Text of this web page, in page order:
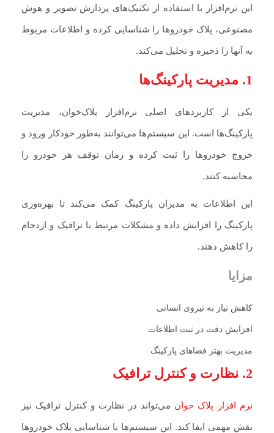
این نرم‌افزار با استفاده از تکنیک‌های پردازش تصویر و هوش
مصنوعی، پلاک خودروها را شناسایی کرده و اطلاعات مربوط
به آنها را ذخیره و تحلیل می‌کند.
1. مدیریت پارکینگ‌ها
یکی از کاربردهای اصلی نرم‌افزار پلاک‌خوان، مدیریت
پارکینگ‌ها است. این سیستم‌ها می‌توانند به‌طور خودکار ورود و
خروج خودروها را ثبت کرده و زمان توقف هر خودرو را
محاسبه کنند.
این اطلاعات به مدیران پارکینگ کمک می‌کند تا بهره‌وری
پارکینگ را افزایش داده و مشکلات مرتبط با ترافیک و ازدحام
را کاهش دهند.
مزایا
کاهش نیاز به نیروی انسانی
افزایش دقت در ثبت اطلاعات
مدیریت بهتر فضاهای پارکینگ
2. نظارت و کنترل ترافیک
نرم‌ افزار پلاک‌ خوان می‌تواند در نظارت و کنترل ترافیک نیز
نقش مهمی ایفا کند. این سیستم‌ها با شناسایی پلاک خودروها